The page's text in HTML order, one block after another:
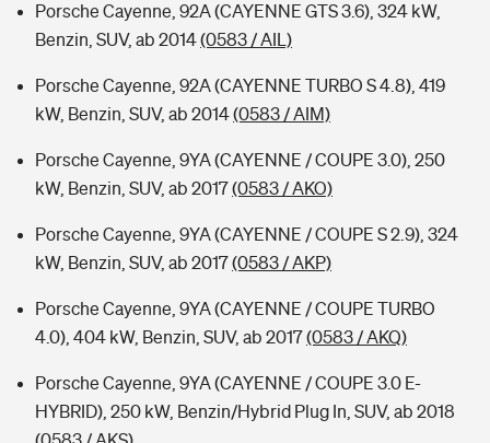
Porsche Cayenne, 92A (CAYENNE GTS 3.6), 324 kW,
Benzin, SUV, ab 2014(0583 / AIL)
Porsche Cayenne, 92A (CAYENNE TURBO S 4.8), 419
kW, Benzin, SUV, ab 2014(0583 / AIM)
Porsche Cayenne, 9YA (CAYENNE / COUPE 3.0), 250
kW, Benzin, SUV, ab 2017(0583 / AKO)
Porsche Cayenne, 9YA (CAYENNE / COUPE S 2.9), 324
kW, Benzin, SUV, ab 2017(0583 / AKP)
Porsche Cayenne, 9YA (CAYENNE / COUPE TURBO
4.0), 404 kW, Benzin, SUV, ab 2017(0583 / AKQ)
Porsche Cayenne, 9YA (CAYENNE / COUPE 3.0 E-
HYBRID), 250 kW, Benzin/Hybrid Plug In, SUV, ab 2018